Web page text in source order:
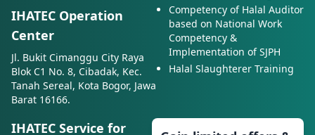
IHATEC Operation
Center
Jl. Bukit Cimanggu City Raya
Blok C1 No. 8, Cibadak, Kec.
Tanah Sereal, Kota Bogor, Jawa
Barat 16166.
Competency of Halal Auditor
based on National Work
Competency &
Implementation of SJPH
Halal Slaughterer Training
IHATEC Service for